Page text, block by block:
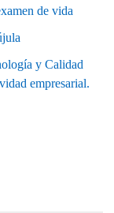
de vida
y Calidad
empresarial.